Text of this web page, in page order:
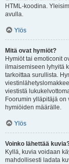
HTML-koodina.
avulla.
Ylös
Mitä ovat hymiöt?
Hymiöt tai emoticonit
ilmaisemiseen lyhyitä
tarkoittaa surullista.
viestistä
Foorumin ylläpitäjä on
hymiöiden määrälle.
Ylös
Voinko lähettää
Kyllä, kuvia voidaan
mahdollisesti ladata